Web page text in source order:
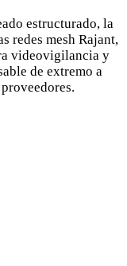
estructurado, la
redes mesh Rajant,
videovigilancia y
de extremo a